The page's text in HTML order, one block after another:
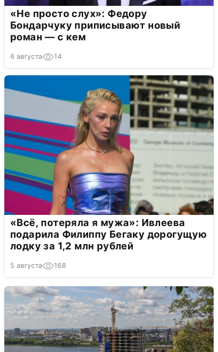
«Не просто слух»: Федору
Бондарчуку приписывают новый
роман — с кем
6 августа 14
«Всё, потеряла я мужа»: Ивлеева
подарила Филиппу Бегаку дорогущую
лодку за 1,2 млн рублей
5 августа 168